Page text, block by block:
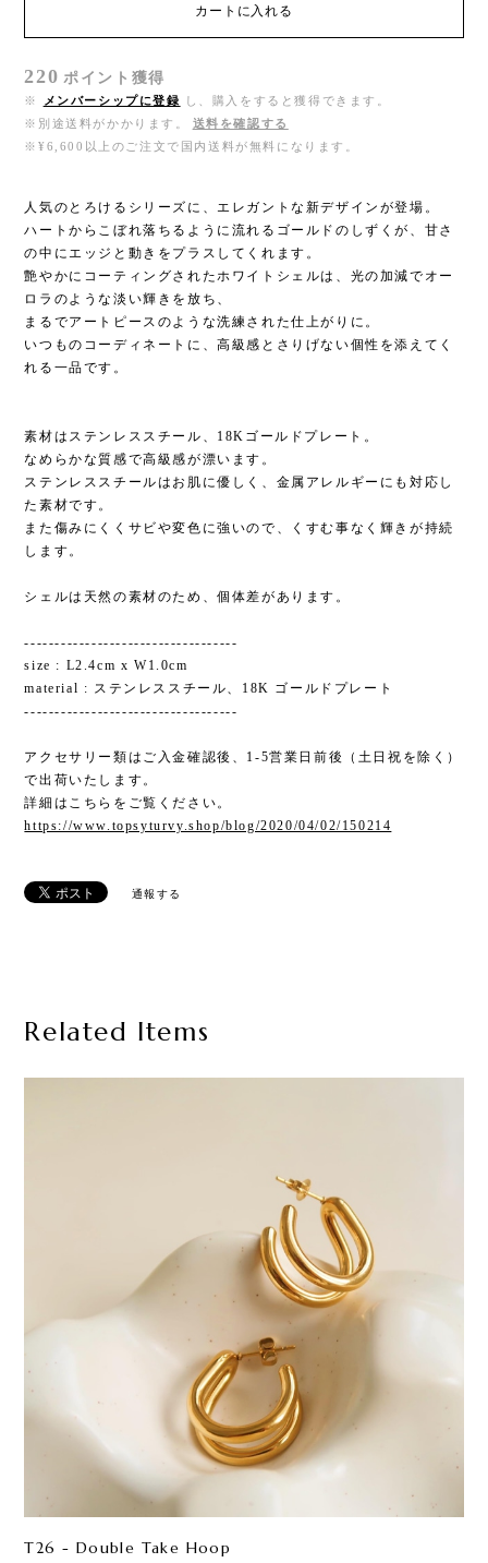
カートに入れる
220 ポイント 獲得
※ メンバーシップに登録
し、購入をすると獲得できます。
※別途送料がかかります。
送料を確認する
※¥6,600以上のご注文で国内送料が無料になります。
人気のとろけるシリーズに、エレガントな新デザインが登場。
ハートからこぼれ落ちるように流れるゴールドのしずくが、甘さ
の中にエッジと動きをプラスしてくれます。
艶やかにコーティングされたホワイトシェルは、光の加減でオー
ロラのような淡い輝きを放ち、
まるでアートピースのような洗練された仕上がりに。
いつものコーディネートに、高級感とさりげない個性を添えてく
れる一品です。
素材はステンレススチール、18Kゴールドプレート。
なめらかな質感で高級感が漂います。
ステンレススチールはお肌に優しく、金属アレルギーにも対応し
た素材です。
また傷みにくくサビや変色に強いので、くすむ事なく輝きが持続
します。
シェルは天然の素材のため、個体差があります。
-----------------------------------
size : L2.4cm x W1.0cm
material : ステンレススチール、18K ゴールドプレート
-----------------------------------
アクセサリー類はご入金確認後、1-5営業日前後（土日祝を除く）
で出荷いたします。
詳細はこちらをご覧ください。
https://www.topsyturvy.shop/blog/2020/04/02/150214
通報する
Related Items
T26 - Double Take Hoop